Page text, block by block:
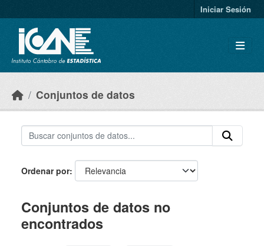
Iniciar Sesión
Conjuntos de datos
Ordenar por
Conjuntos de datos no
encontrados